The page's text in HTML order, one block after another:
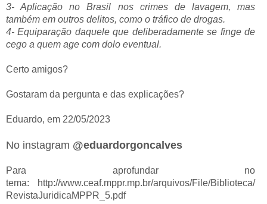
3- Aplicação no Brasil nos crimes de lavagem, mas
também em outros delitos, como o tráfico de drogas.
4- Equiparação daquele que deliberadamente se finge de
cego a quem age com dolo eventual.
Certo amigos?
Gostaram da pergunta e das explicações?
Eduardo, em 22/05/2023
No instagram @eduardorgoncalves
Para aprofundar no
tema: http://www.ceaf.mppr.mp.br/arquivos/File/Biblioteca/
RevistaJuridicaMPPR_5.pdf